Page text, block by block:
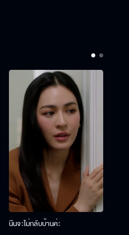
นีนจะไม่กลับบ้านค่ะ